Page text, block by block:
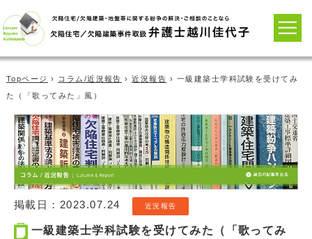
Topページ › コラム/近況報告 ›近況報告 › 一級建築士学科試験を受けてみ
た（「歌ってみた」風）
掲載日： 2023.07.24 近況報告
一級建築士学科試験を受けてみた（「歌ってみ